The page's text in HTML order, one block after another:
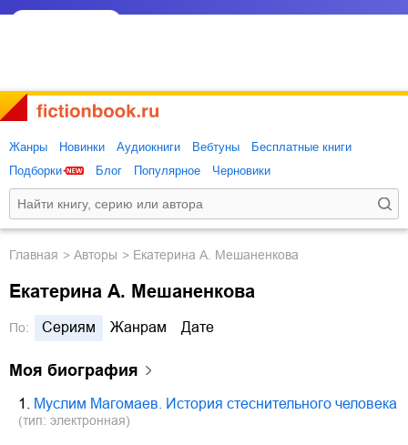
Жанры Новинки Аудиокниги Вебтуны
Бесплатные книги
Подборки
Блог Популярное Черновики
Главная Авторы Екатерина А. Мешаненкова
Екатерина А. Мешаненкова
По: Сериям Жанрам Дате
Моя биография
1. Муслим Магомаев. История стеснительного человека
(тип: электронная)